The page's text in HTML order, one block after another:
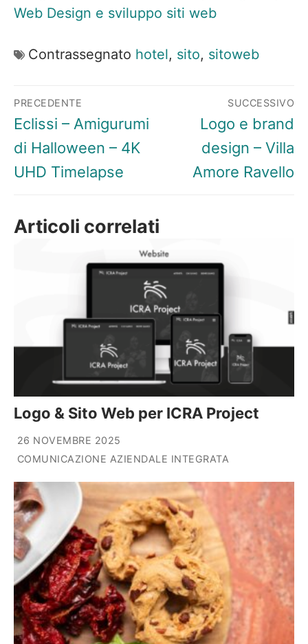
Web Design e sviluppo siti web
Contrassegnato hotel, sito, sitoweb
Navigazione
articoli
PRECEDENTE
Articolo
precedente:
Eclissi – Amigurumi
di Halloween – 4K
UHD Timelapse
SUCCESSIVO
Articolo
successivo:
Logo e brand
design – Villa
Amore Ravello
Articoli correlati
Logo & Sito Web per ICRA Project
26 NOVEMBRE 2025
COMUNICAZIONE AZIENDALE INTEGRATA